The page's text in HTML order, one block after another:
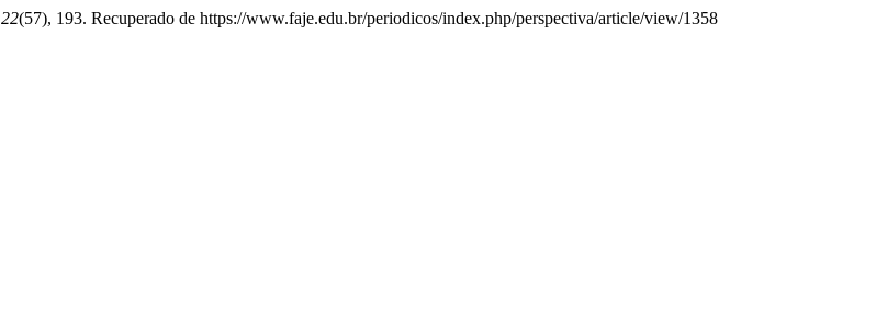
22(57), 193. Recuperado de https://www.faje.edu.br/periodicos/index.php/perspectiva/article/view/1358